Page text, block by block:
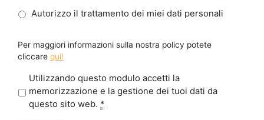
Autorizzo il trattamento dei miei dati personali
Per maggiori informazioni sulla nostra policy potete
cliccare qui!
r
Utilizzando questo modulo accetti la
memorizzazione e la gestione dei tuoi dati da
questo sito web. *